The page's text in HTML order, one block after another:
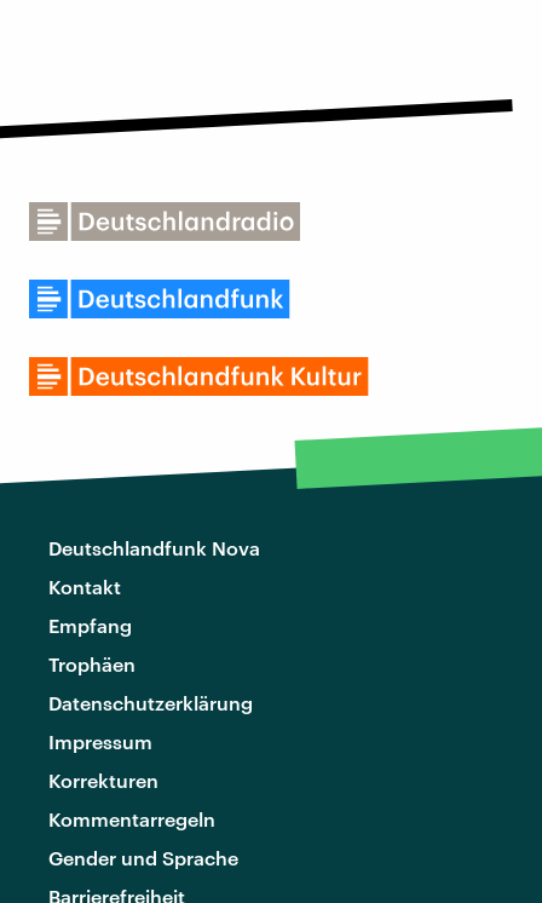
Deutschlandfunk Nova
Kontakt
Empfang
Trophäen
Datenschutzerklärung
Impressum
Korrekturen
Kommentarregeln
Gender und Sprache
Barrierefreiheit